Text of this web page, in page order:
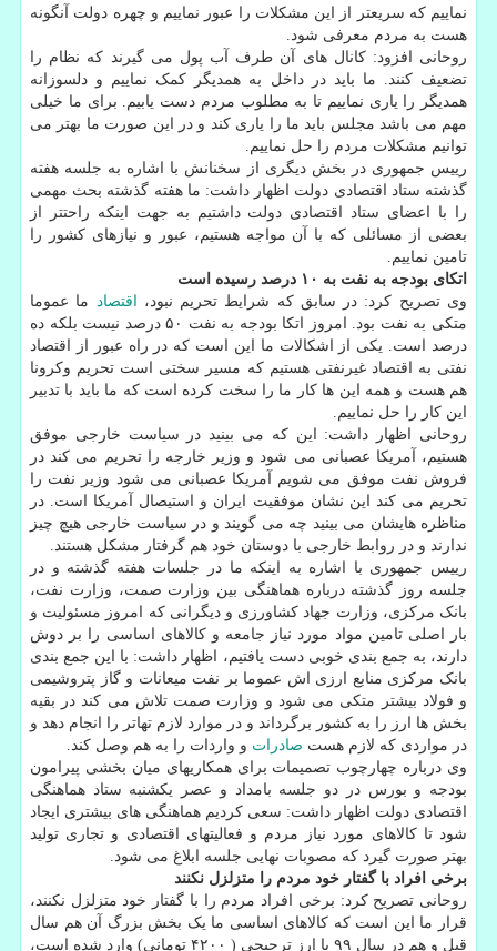
نماییم که سریعتر از این مشکلات را عبور نماییم و چهره دولت آنگونه
هست به مردم معرفی شود.
روحانی افزود: کانال های آن طرف آب پول می گیرند که نظام را
تضعیف کنند. ما باید در داخل به همدیگر کمک نماییم و دلسوزانه
همدیگر را یاری نماییم تا به مطلوب مردم دست یابیم. برای ما خیلی
مهم می باشد مجلس باید ما را یاری کند و در این صورت ما بهتر می
توانیم مشکلات مردم را حل نماییم.
رییس جمهوری در بخش دیگری از سخنانش با اشاره به جلسه هفته
گذشته ستاد اقتصادی دولت اظهار داشت: ما هفته گذشته بحث مهمی
را با اعضای ستاد اقتصادی دولت داشتیم به جهت اینکه راحتتر از
بعضی از مسائلی که با آن مواجه هستیم، عبور و نیازهای کشور را
تامین نماییم.
اتکای بودجه به نفت به ۱۰ درصد رسیده است
وی تصریح کرد: در سابق که شرایط تحریم نبود،
اقتصاد
ما عموما
متکی به نفت بود. امروز اتکا بودجه به نفت ۵۰ درصد نیست بلکه ده
درصد است. یکی از اشکالات ما این است که در راه عبور از اقتصاد
نفتی به اقتصاد غیرنفتی هستیم که مسیر سختی است تحریم وکرونا
هم هست و همه این ها کار ما را سخت کرده است که ما باید با تدبیر
این کار را حل نماییم.
روحانی اظهار داشت: این که می بینید در سیاست خارجی موفق
هستیم، آمریکا عصبانی می شود و وزیر خارجه را تحریم می کند در
فروش نفت موفق می شویم آمریکا عصبانی می شود وزیر نفت را
تحریم می کند این نشان موفقیت ایران و استیصال آمریکا است. در
مناظره هایشان می بینید چه می گویند و در سیاست خارجی هیچ چیز
ندارند و در روابط خارجی با دوستان خود هم گرفتار مشکل هستند.
رییس جمهوری با اشاره به اینکه ما در جلسات هفته گذشته و در
جلسه روز گذشته درباره هماهنگی بین وزارت صمت، وزارت نفت،
بانک مرکزی، وزارت جهاد کشاورزی و دیگرانی که امروز مسئولیت و
بار اصلی تامین مواد مورد نیاز جامعه و کالاهای اساسی را بر دوش
دارند، به جمع بندی خوبی دست یافتیم، اظهار داشت: با این جمع بندی
بانک مرکزی منابع ارزی اش عموما بر نفت میعانات و گاز پتروشیمی
و فولاد بیشتر متکی می شود و وزارت صمت تلاش می کند در بقیه
بخش ها ارز را به کشور برگرداند و در موارد لازم تهاتر را انجام دهد و
در مواردی که لازم هست صادرات و واردات را به هم وصل کند.
وی درباره چهارچوب تصمیمات برای همکاریهای میان بخشی پیرامون
بودجه و بورس در دو جلسه بامداد و عصر یکشنبه ستاد هماهنگی
اقتصادی دولت اظهار داشت: سعی کردیم هماهنگی های بیشتری ایجاد
شود تا کالاهای مورد نیاز مردم و فعالیتهای اقتصادی و تجاری تولید
بهتر صورت گیرد که مصوبات نهایی جلسه ابلاغ می شود.
برخی افراد با گفتار خود مردم را متزلزل نکنند
روحانی تصریح کرد: برخی افراد مردم را با گفتار خود متزلزل نکنند،
قرار ما این است که کالاهای اساسی ما یک بخش بزرگ آن هم سال
قبل و هم در سال ۹۹ با ارز ترجیحی ( ۴۲۰۰ تومانی) وارد شده است،